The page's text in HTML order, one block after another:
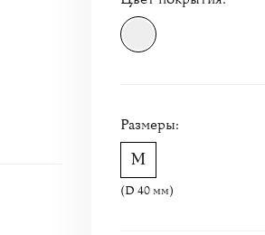
Размеры:
(D 40 мм)